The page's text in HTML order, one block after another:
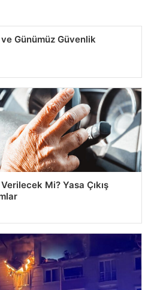
Önemli Gelişme: Eski
Tutuklandı
ve Günümüz Güvenlik
Mi? Yasa Çıkış